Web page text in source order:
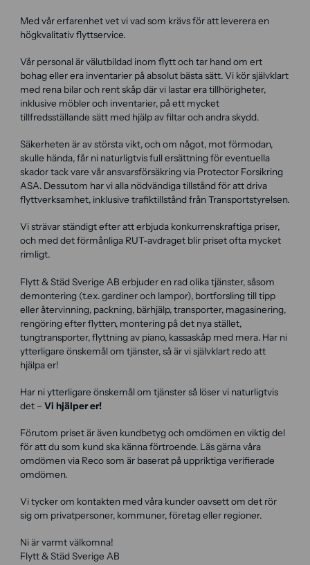
Med vår erfarenhet vet vi vad som krävs för att leverera en
högkvalitativ flyttservice.
Vår personal är välutbildad inom flytt och tar hand om ert
bohag eller era inventarier på absolut bästa sätt. Vi kör självklart
med rena bilar och rent skåp där vi lastar era tillhörigheter,
inklusive möbler och inventarier, på ett mycket
tillfredsställande sätt med hjälp av filtar och andra skydd.
Säkerheten är av största vikt, och om något, mot förmodan,
skulle hända, får ni naturligtvis full ersättning för eventuella
skador tack vare vår ansvarsförsäkring via Protector Forsikring
ASA. Dessutom har vi alla nödvändiga tillstånd för att driva
flyttverksamhet, inklusive trafiktillstånd från Transportstyrelsen.
Vi strävar ständigt efter att erbjuda konkurrenskraftiga priser,
och med det förmånliga RUT-avdraget blir priset ofta mycket
rimligt.
Flytt & Städ Sverige AB erbjuder en rad olika tjänster, såsom
demontering (t.ex. gardiner och lampor), bortforsling till tipp
eller återvinning, packning, bärhjälp, transporter, magasinering,
rengöring efter flytten, montering på det nya stället,
tungtransporter, flyttning av piano, kassaskåp med mera. Har ni
ytterligare önskemål om tjänster, så är vi självklart redo att
hjälpa er!
Har ni ytterligare önskemål om tjänster så löser vi naturligtvis
det – Vi hjälper er!
Förutom priset är även kundbetyg och omdömen en viktig del
för att du som kund ska känna förtroende. Läs gärna våra
omdömen via Reco som är baserat på uppriktiga verifierade
omdömen.
Vi tycker om kontakten med våra kunder oavsett om det rör
sig om privatpersoner, kommuner, företag eller regioner.
Ni är varmt välkomna!
Flytt & Städ Sverige AB